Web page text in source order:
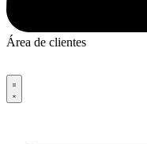
Área de clientes